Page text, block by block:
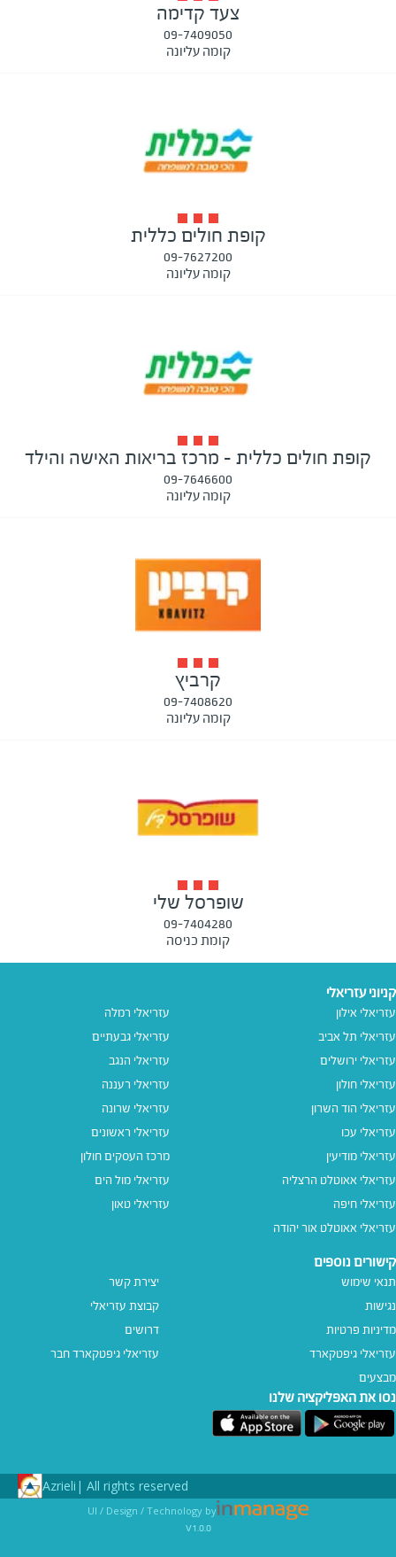
צעד קדימה
09-7409050
קומה עליונה
קופת חולים כללית
09-7627200
קומה עליונה
קופת חולים כללית - מרכז בריאות האישה והילד
09-7646600
קומה עליונה
קרביץ
09-7408620
קומה עליונה
שופרסל שלי
09-7404280
קומת כניסה
קניוני עזריאלי
עזריאלי אילון
עזריאלי תל אביב
עזריאלי ירושלים
עזריאלי חולון
עזריאלי הוד השרון
עזריאלי עכו
עזריאלי מודיעין
עזריאלי אאוטלט הרצליה
עזריאלי חיפה
עזריאלי אאוטלט אור יהודה
עזריאלי רמלה
עזריאלי גבעתיים
עזריאלי הנגב
עזריאלי רעננה
עזריאלי שרונה
עזריאלי ראשונים
מרכז העסקים חולון
עזריאלי מול הים
עזריאלי טאון
קישורים נוספים
תנאי שימוש
נגישות
מדיניות פרטיות
עזריאלי גיפטקארד
מבצעים
יצירת קשר
קבוצת עזריאלי
דרושים
עזריאלי גיפטקארד חבר‎
נסו את האפליקציה שלנו
All rights reserved |
Azrieli
UI / Design / Technology by
v1.0.0